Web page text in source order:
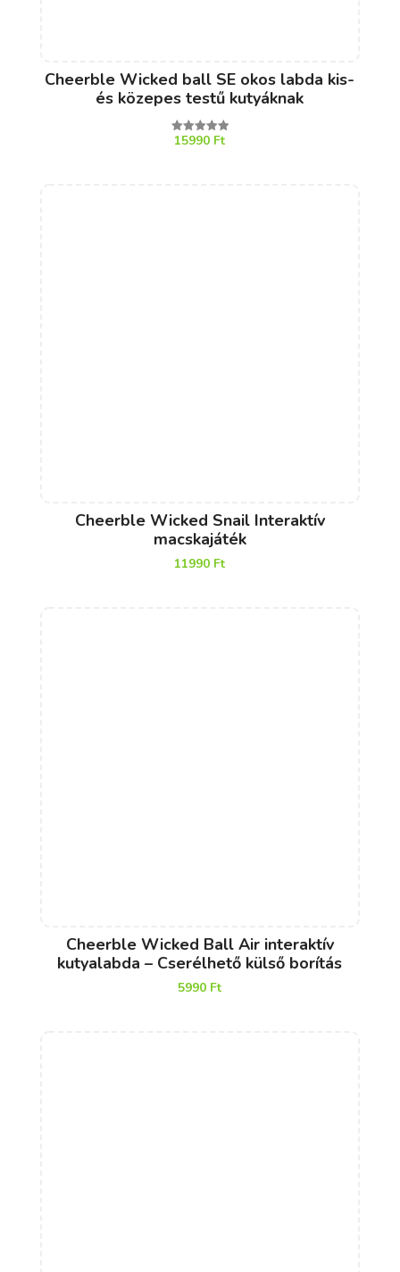
Cheerble Wicked ball SE okos labda kis-
és közepes testű kutyáknak
Értékelés:
15990 Ft
Cheerble Wicked Snail Interaktív
macskajáték
11990 Ft
Cheerble Wicked Ball Air interaktív
kutyalabda – Cserélhető külső borítás
5990 Ft